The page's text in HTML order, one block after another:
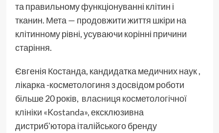
та правильному функціонуванні клітин і
тканин. Мета — продовжити життя шкіри на
клітинному рівні, усуваючи корінні причини
старіння.
Євгенія Костанда, кандидатка медичних наук ,
лікарка -косметологиня з досвідом роботи
більше 20 років, власниця косметологічної
клініки «Kostanda»,ексклюзивна
дистрибʼютора італійського бренду